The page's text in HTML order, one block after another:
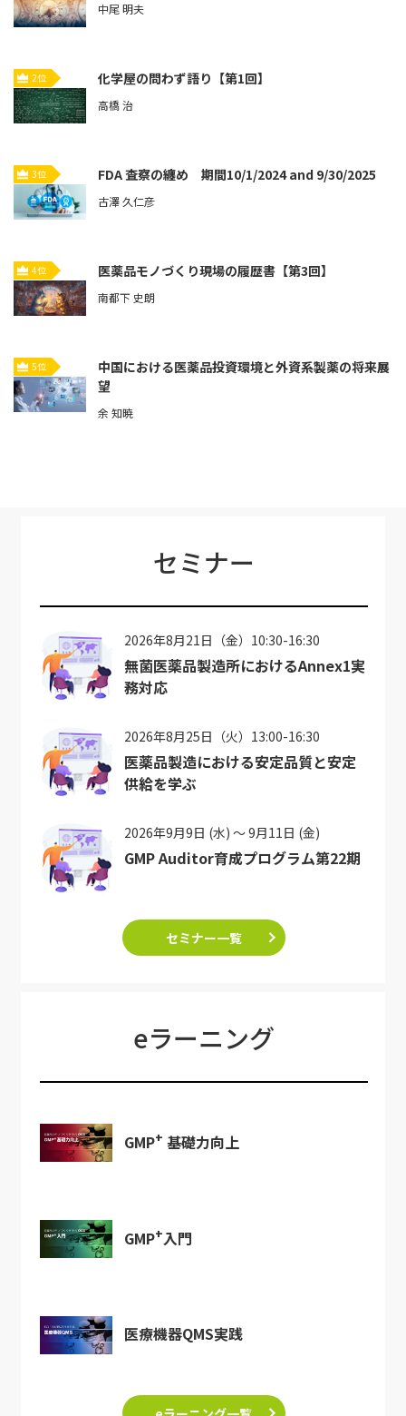
中尾 明夫
2位 化学屋の問わず語り【第1回】
高橋 治
3位 FDA 査察の纏め 期間10/1/2024 and 9/30/2025
古澤 久仁彦
4位 医薬品モノづくり現場の履歴書【第3回】
南都下 史朗
5位
中国における医薬品投資環境と外資系製薬の将来展
望
余 知暁
セミナー
2026年8月21日（金）10:30-16:30
無菌医薬品製造所におけるAnnex1実
務対応
2026年8月25日（火）13:00-16:30
医薬品製造における安定品質と安定
供給を学ぶ
2026年9月9日 (水) ～ 9月11日 (金)
GMP Auditor育成プログラム第22期
セミナー一覧
eラーニング
GMP+ 基礎力向上
GMP+入門
医療機器QMS実践